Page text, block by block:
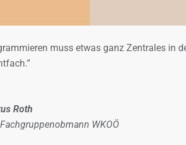
muss etwas ganz Zentrales in
Roth
Fachgruppenobmann WKOÖ